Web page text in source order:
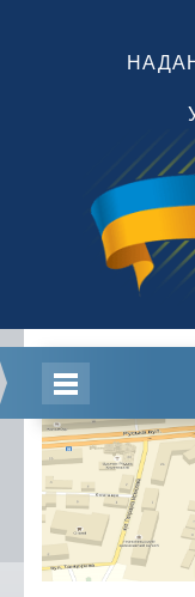
Головна
Інформація
Положення,